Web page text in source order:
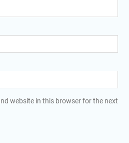
website in this browser for the next